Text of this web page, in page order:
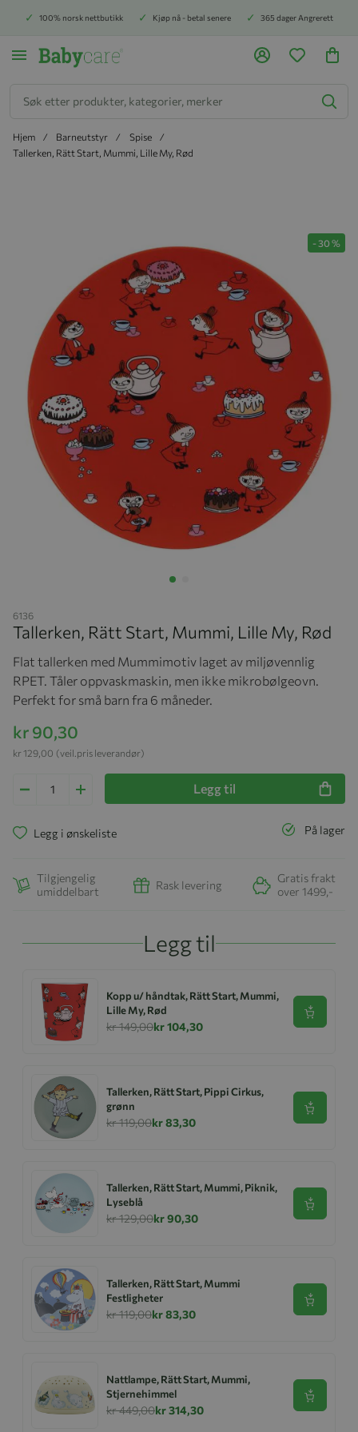
100% norsk nettbutikk Kjøp nå - betal senere 365 dager Angrerett
Hjem Barneutstyr
Spise
Tallerken, Rätt Start, Mummi, Lille My, Rød
-30 %
6136
Tallerken, Rätt Start, Mummi, Lille My, Rød
Flat tallerken med Mummimotiv laget av miljøvennlig
RPET. Tåler oppvaskmaskin, men ikke mikrobølgeovn.
Perfekt for små barn fra 6 måneder.
kr 90,30
(veil.pris leverandør)
kr 129,00
Legg til
På lager
Legg i ønskeliste
Tilgjengelig
umiddelbart
Rask levering
Gratis frakt
over 1499,-
Legg til
Kopp u/ håndtak, Rätt Start, Mummi,
Lille My, Rød
kr 149,00kr 104,30
Se
Tallerken, Rätt Start, Pippi Cirkus,
grønn
kr 119,00kr 83,30
Se
Tallerken, Rätt Start, Mummi, Piknik,
Lyseblå
kr 129,00kr 90,30
Se
Tallerken, Rätt Start, Mummi
Festligheter
kr 119,00kr 83,30
Se
Nattlampe, Rätt Start, Mummi,
Stjernehimmel
kr 449,00kr 314,30
Se